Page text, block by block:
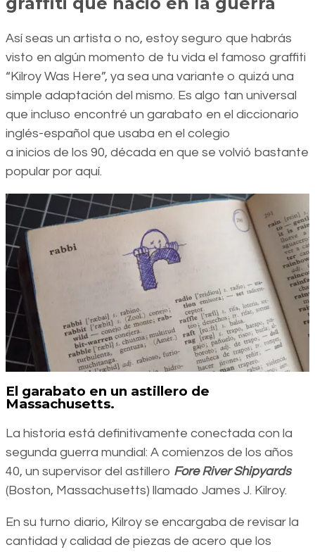
Así seas un artista o no, estoy seguro que habrás
visto en algún momento de tu vida el famoso graffiti
“Kilroy Was Here”, ya sea una variante o quizá una
simple adaptación del mismo. Es algo tan universal
que incluso encontré un garabato en el diccionario
inglés-español que usaba en el colegio
a inicios de los 90, década en que se volvió bastante
popular por aquí.
El garabato en un astillero de
Massachusetts.
La historia está definitivamente conectada con la
segunda guerra mundial: A comienzos de los años
40, un supervisor del astillero Fore River Shipyards
(Boston, Massachusetts) llamado James J. Kilroy.
En su turno diario, Kilroy se encargaba de revisar la
cantidad y calidad de piezas de acero que los